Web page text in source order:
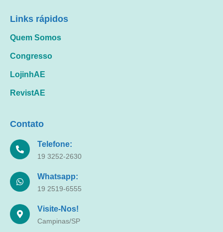
Links rápidos
Quem Somos
Congresso
LojinhAE
RevistAE
Contato
Telefone:
19 3252-2630
Whatsapp:
19 2519-6555
Visite-Nos!
Campinas/SP